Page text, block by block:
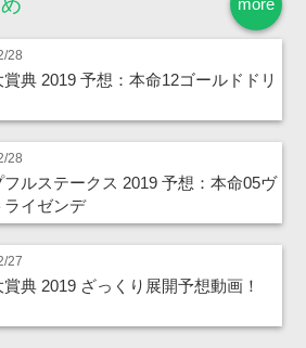
28
典 2019 予想：本命12ゴールドドリ
28
フルステークス 2019 予想：本命05ヴ
ライゼンデ
27
典 2019 ざっくり展開予想動画！